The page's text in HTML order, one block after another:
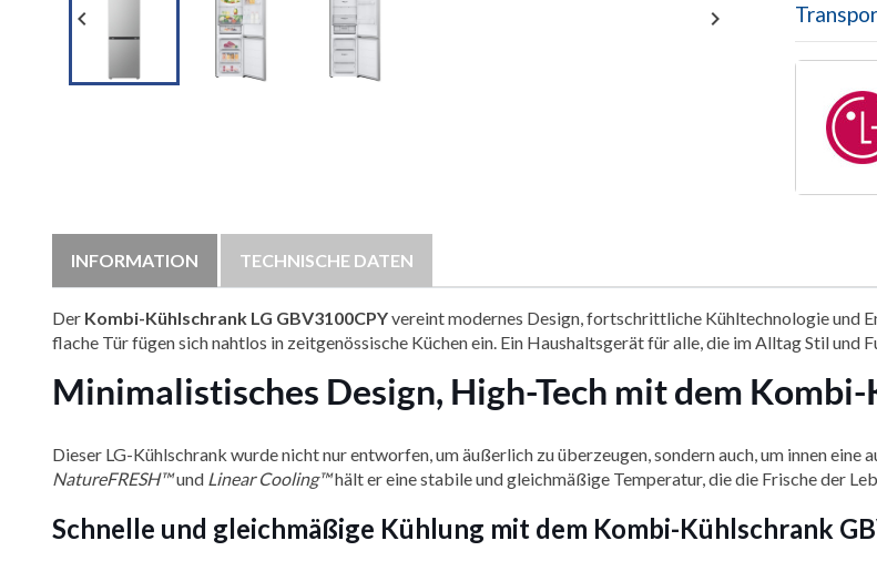
 
INFORMATION TECHNISCHE DATEN
Der Kombi-Kühlschrank LG GBV3100CPYvereint modernes Design, fortschrittliche Kühltechnologie und
flache Tür fügen sich nahtlos in zeitgenössische Küchen ein. Ein Haushaltsgerät für alle, die im Alltag Stil und
Minimalistisches Design, High-Tech mit dem
Dieser LG-Kühlschrank wurde nicht nur entworfen, um äußerlich zu überzeugen, sondern auch, um innen
NatureFRESH™und Linear Cooling™hält er eine stabile und gleichmäßige Temperatur, die die Frische der
Schnelle und gleichmäßige Kühlung mit dem Kombi-Kühlschrank